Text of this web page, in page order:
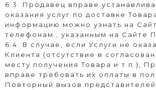
6.3. Продавец вправе
оказания услуг по доставке
информацию можно узнать на
телефонам , указанным на Сайте
6.4. В случае, если Услуги не
Клиента (отсутствие в
месту получения Товара и т.п.),
вправе требовать их оплаты в
Повторный вызов